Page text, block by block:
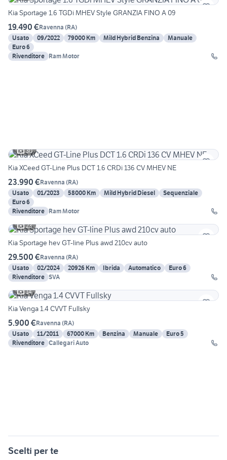
Kia Sportage 1.6 TGDi MHEV Style GRANZIA FINO A 09
19.490 €Ravenna (RA)
Usato
09/2022 79000 Km Mild Hybrid Benzina
Manuale
Euro 6
Rivenditore Ram Motor
30
Kia XCeed GT-Line Plus DCT 1.6 CRDi 136 CV MHEV NE
23.990 €Ravenna (RA)
Usato
01/2023 58000 Km Mild Hybrid Diesel
Sequenziale
Euro 6
Rivenditore Ram Motor
23
Kia Sportage hev GT-line Plus awd 210cv auto
29.500 €Ravenna (RA)
Usato
02/2024 20926 Km Ibrida Automatico
Euro 6
Rivenditore SVA
14
Kia Venga 1.4 CVVT Fullsky
5.900 €Ravenna (RA)
Usato
11/2011 67000 Km Benzina Manuale
Euro 5
Rivenditore Callegari Auto
Scelti per te